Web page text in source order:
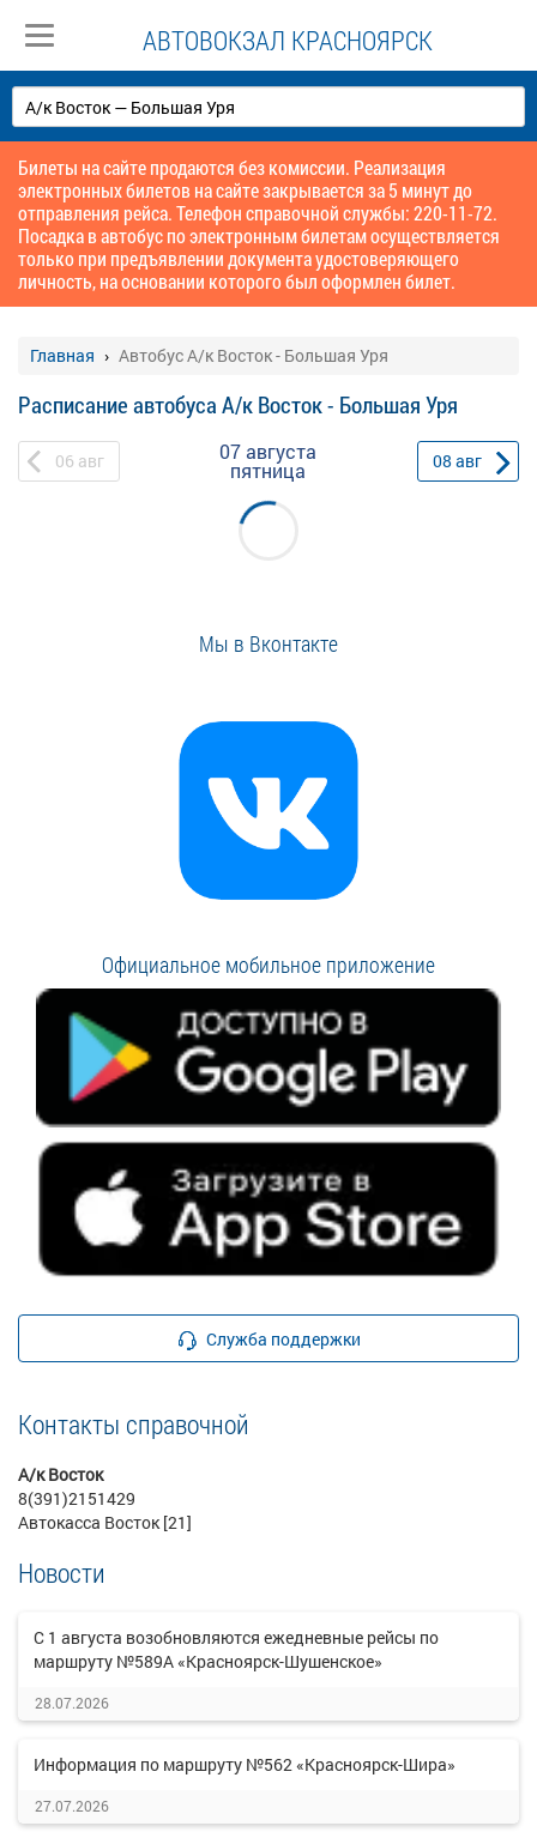
АВТОВОКЗАЛ КРАСНОЯРСК
Билеты на сайте продаются без комиссии. Реализация
электронных билетов на сайте закрывается за 5 минут до
отправления рейса. Телефон справочной службы: 220-11-72.
Посадка в автобус по электронным билетам осуществляется
только при предъявлении документа удостоверяющего
личность, на основании которого был оформлен билет.
Главная Автобус А/к Восток - Большая Уря
Расписание автобуса А/к Восток - Большая Уря
06 авг 07 августа
пятница 08 авг
Мы в Вконтакте
Официальное мобильное приложение
Служба поддержки
Контакты справочной
А/к Восток
8(391)2151429
Автокасса Восток [21]
Новости
С 1 августа возобновляются ежедневные рейсы по
маршруту №589А «Красноярск-Шушенское»
28.07.2026
Информация по маршруту №562 «Красноярск-Шира»
27.07.2026